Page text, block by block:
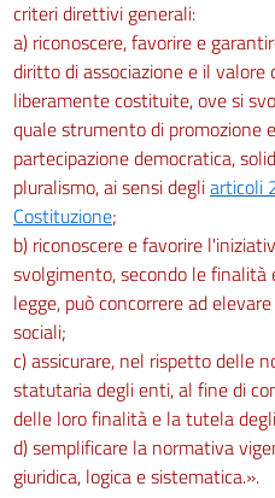
criteri direttivi generali:
a) riconoscere, favorire e
diritto di associazione e il valore
liberamente costituite, ove si
quale strumento di promozione
partecipazione democratica,
pluralismo, ai sensi degliarticoli
Costituzione;
b) riconoscere e favorire
svolgimento, secondo le
legge, può concorrere ad
sociali;
c) assicurare, nel rispetto delle
statutaria degli enti, al fine di
delle loro finalità e la tutela
d) semplificare la normativa
giuridica, logica e sistematica.».